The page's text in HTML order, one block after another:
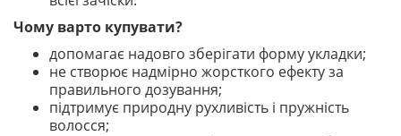
Чому варто купувати?
допомагає надовго зберігати форму укладки;
не створює надмірно жорсткого ефекту за
правильного дозування;
підтримує природну рухливість і пружність
волосся;